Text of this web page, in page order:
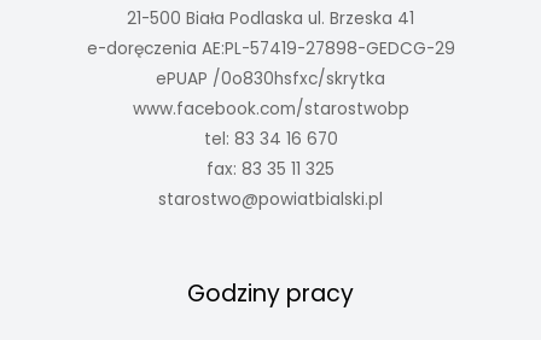
21-500 Biała Podlaska ul. Brzeska 41
e-doręczenia AE:PL-57419-27898-GEDCG-29
ePUAP /0o830hsfxc/skrytka
www.facebook.com/starostwobp
tel: 83 34 16 670
fax: 83 35 11 325
starostwo@powiatbialski.pl
Godziny pracy